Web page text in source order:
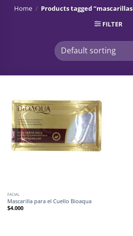
Home / Products tagged
FILTER
FACIAL
Mascarilla para el Cuello Bioaqua
$4.000